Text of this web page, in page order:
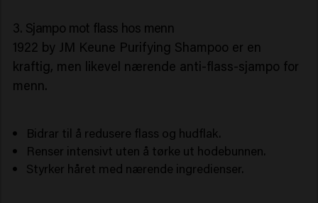
3. Sjampo mot flass hos menn
1922 by JM Keune Purifying Shampoo er en
kraftig, men likevel nærende anti-flass-sjampo for
menn.
Bidrar til å redusere flass og hudflak.
Renser intensivt uten å tørke ut hodebunnen.
Styrker håret med nærende ingredienser.